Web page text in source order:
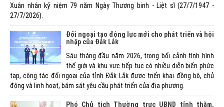
Xuân nhân kỷ niệm 79 năm Ngày Thương binh - Liệt sĩ (27/7/1947 -
27/7/2026).
Đối ngoại tạo động lực mới cho phát triển và hội
nhập của Đắk Lắk
Sáu tháng đầu năm 2026, trong bối cảnh tình hình
thế giới và khu vực tiếp tục có nhiều diễn biến phức
tạp, công tác đối ngoại của tỉnh Đắk Lắk được triển khai đồng bộ, chủ
động và linh hoạt, bám sát yêu cầu phát triển của địa phương.
Phó Chủ tịch Thường trực UBND tỉnh thăm,